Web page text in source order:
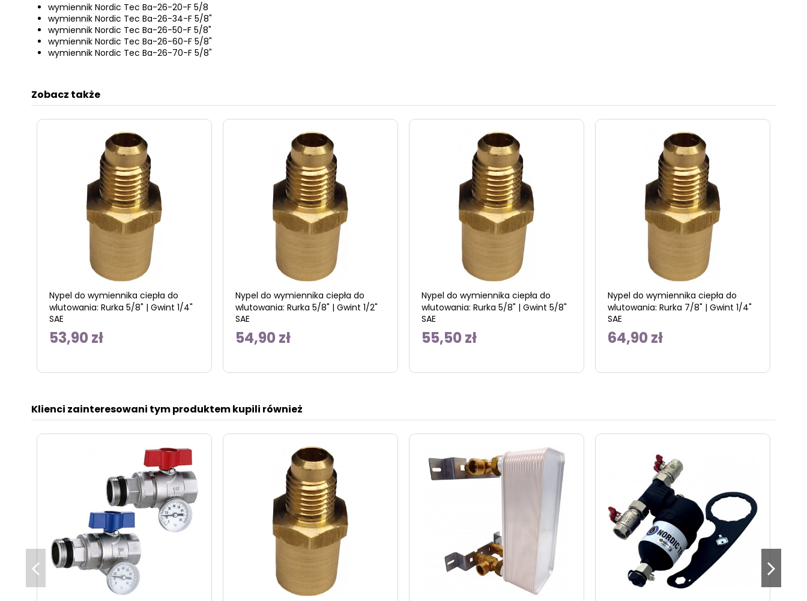
wymiennik Nordic Tec Ba-26-20-F 5/8
wymiennik Nordic Tec Ba-26-34-F 5/8"
wymiennik Nordic Tec Ba-26-50-F 5/8"
wymiennik Nordic Tec Ba-26-60-F 5/8"
wymiennik Nordic Tec Ba-26-70-F 5/8"
Zobacz także
Nypel do wymiennika ciepła do
wlutowania: Rurka 5/8" | Gwint 1/4"
SAE
53,90 zł
Nypel do wymiennika ciepła do
wlutowania: Rurka 5/8" | Gwint 1/2"
SAE
54,90 zł
Nypel do wymiennika ciepła do
wlutowania: Rurka 5/8" | Gwint 5/8"
SAE
55,50 zł
Nypel do wymiennika ciepła do
wlutowania: Rurka 7/8" | Gwint 1/4"
SAE
64,90 zł
Klienci zainteresowani tym produktem kupili również